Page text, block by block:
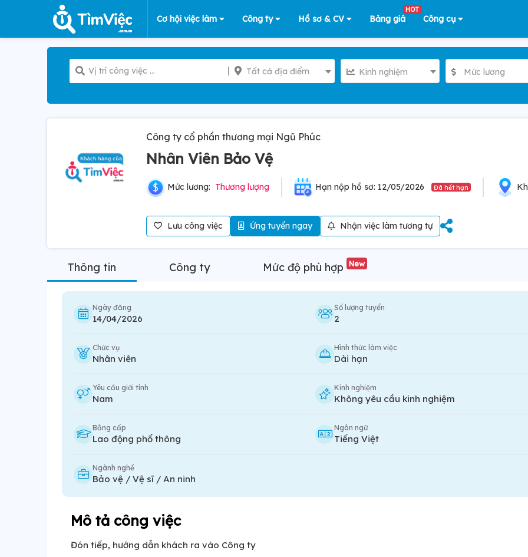
Cơ hội việc làm Công ty Hồ sơ & CV Bảng giá
HOT
Công cụ
Tất cả địa điểm Kinh nghiệm Mức lương
Công ty cổ phần thương mại Ngũ Phúc
Nhân Viên Bảo Vệ
Mức lương: Thương lượng Hạn nộp hồ sơ: 12/05/2026 Đã hết hạn
Lưu công việc Ứng tuyển ngay Nhận việc làm tương tự
Thông tin Công ty Mức độ phù hợp New
Ngày đăng
14/04/2026
Số lượng tuyển
2
Chức vụ
Nhân viên
Hình thức làm việc
Dài hạn
Yêu cầu giới tính
Nam
Kinh nghiệm
Không yêu cầu kinh nghiệm
Bằng cấp
Lao động phổ thông
Ngôn ngữ
Tiếng Việt
Ngành nghề
Bảo vệ / Vệ sĩ / An ninh
Mô tả công việc
Đón tiếp, hướng dẫn khách ra vào Công ty